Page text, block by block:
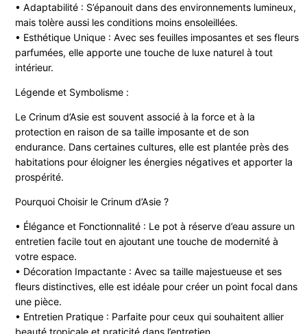
• Adaptabilité : S’épanouit dans des environnements lumineux,
mais tolère aussi les conditions moins ensoleillées.
• Esthétique Unique : Avec ses feuilles imposantes et ses fleurs
parfumées, elle apporte une touche de luxe naturel à tout
intérieur.
Légende et Symbolisme :
Le Crinum d’Asie est souvent associé à la force et à la
protection en raison de sa taille imposante et de son
endurance. Dans certaines cultures, elle est plantée près des
habitations pour éloigner les énergies négatives et apporter la
prospérité.
Pourquoi Choisir le Crinum d’Asie ?
• Élégance et Fonctionnalité : Le pot à réserve d’eau assure un
entretien facile tout en ajoutant une touche de modernité à
votre espace.
• Décoration Impactante : Avec sa taille majestueuse et ses
fleurs distinctives, elle est idéale pour créer un point focal dans
une pièce.
• Entretien Pratique : Parfaite pour ceux qui souhaitent allier